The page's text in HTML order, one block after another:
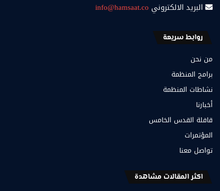
البريد الالكتروني info@hamsaat.co
روابط سريعة
من نحن
برامج المنظمة
نشاطات المنظمة
أخبارنا
قافلة القدس الخامس
المؤتمرات
تواصل معنا
اكثر المقالات مشاهدة